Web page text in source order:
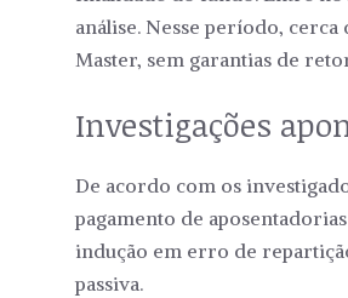
análise. Nesse período,
Master, sem garantias de
Investigações
De acordo com os
pagamento de
indução em erro de
passiva.